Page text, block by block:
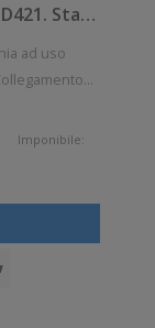
ZD4A042-C0EE00EZ Zebra Mod. ZD421. Stampante di etichette.
sec
Imponibile: